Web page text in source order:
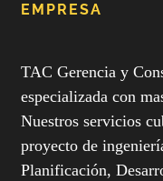
EMPRESA
TAC Gerencia y
especializada con
Nuestros servicios
proyecto de
Planificación,